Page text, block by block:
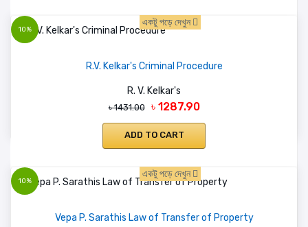
10%
একটু পড়ে দেখুন
R.V. Kelkar's Criminal Procedure
R. V. Kelkar's
৳ 1431.00 ৳ 1287.90
ADD TO CART
10%
একটু পড়ে দেখুন
Vepa P. Sarathis Law of Transfer of Property